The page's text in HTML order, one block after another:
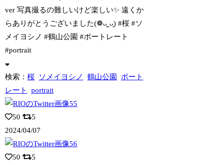
ver 写真撮るの難しいけど楽しい✨ 遠くか
らありがとうございました(❁ᴗ͈ˬᴗ͈) #桜 #ソ
メイヨシノ #鶴山公園 #ポートレート
#portrait
検索：桜 ソメイヨシノ 鶴山公園
ポート
レート
portrait
50
5
2024/04/07
50
5